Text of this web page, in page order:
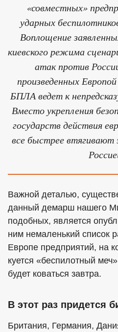
«совместных»
ударных
Воплощение
киевского режима
атак против
произведенных
БПЛА ведет к
Вместо укрепления
государств действия
все быстрее втягивают
Важной деталью,
данный демарш нашего
подобных, является
ним немаленький список
Европе предприятий, на
куется «беспилотный
будет коваться завтра.
В этот раз придется
Британия, Германия,